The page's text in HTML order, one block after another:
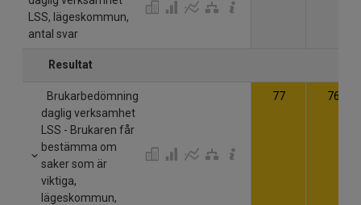
LSS, lägeskommun,
antal svar
Resultat
Brukarbedömning
daglig verksamhet
LSS - Brukaren får
bestämma om
saker som är
viktiga,
lägeskommun,
77 76